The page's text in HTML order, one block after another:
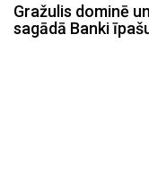
Gražulis dominē
sagādā Banki